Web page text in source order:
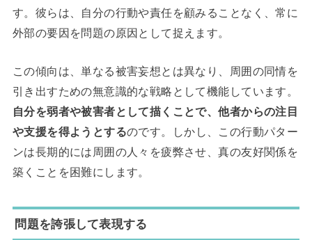
す。彼らは、自分の行動や責任を顧みることなく、常に
外部の要因を問題の原因として捉えます。
この傾向は、単なる被害妄想とは異なり、周囲の同情を
引き出すための無意識的な戦略として機能しています。
自分を弱者や被害者として描くことで、他者からの注目
や支援を得ようとするのです。しかし、この行動パター
ンは長期的には周囲の人々を疲弊させ、真の友好関係を
築くことを困難にします。
問題を誇張して表現する